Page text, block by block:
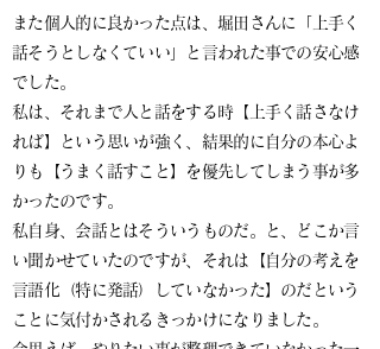
また個人的に良かった点は、堀田さんに「上手く
話そうとしなくていい」と言われた事での安心感
でした。
私は、それまで人と話をする時【上手く話さなけ
れば】という思いが強く、結果的に自分の本心よ
りも【うまく話すこと】を優先してしまう事が多
かったのです。
私自身、会話とはそういうものだ。と、どこか言
い聞かせていたのですが、それは【自分の考えを
言語化（特に発話）していなかった】のだという
ことに気付かされるきっかけになりました。